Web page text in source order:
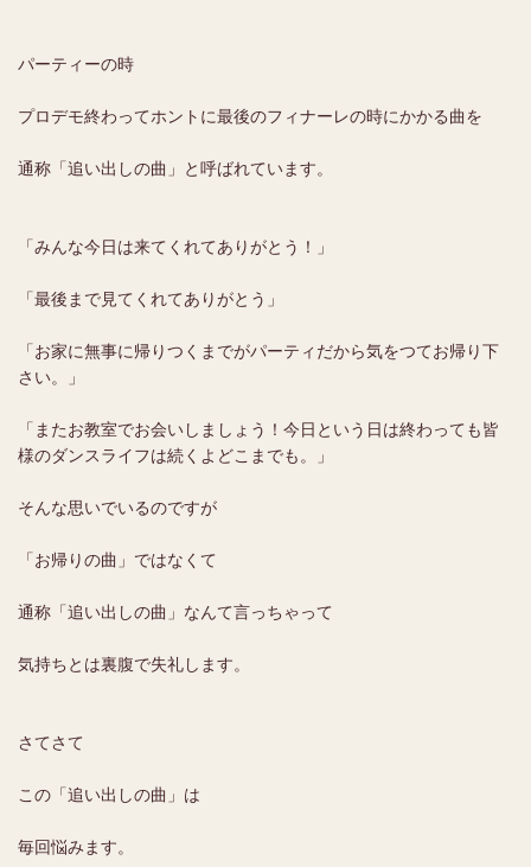
パーティーの時
プロデモ終わってホントに最後のフィナーレの時にかかる曲を
通称「追い出しの曲」と呼ばれています。
「みんな今日は来てくれてありがとう！」
「最後まで見てくれてありがとう」
「お家に無事に帰りつくまでがパーティだから気をつてお帰り下
さい。」
「またお教室でお会いしましょう！今日という日は終わっても皆
様のダンスライフは続くよどこまでも。」
そんな思いでいるのですが
「お帰りの曲」ではなくて
通称「追い出しの曲」なんて言っちゃって
気持ちとは裏腹で失礼します。
さてさて
この「追い出しの曲」は
毎回悩みます。